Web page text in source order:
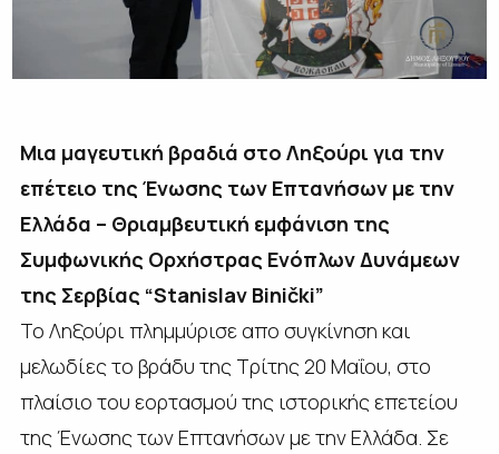
Μια μαγευτική βραδιά στο Ληξούρι για την
επέτειο της Ένωσης των Επτανήσων με την
Ελλάδα – Θριαμβευτική εμφάνιση της
Συμφωνικής Ορχήστρας Ενόπλων Δυνάμεων
της Σερβίας “Stanislav Binički”
Το Ληξούρι πλημμύρισε απο συγκίνηση και
μελωδίες το βράδυ της Τρίτης 20 Μαΐου, στο
πλαίσιο του εορτασμού της ιστορικής επετείου
της Ένωσης των Επτανήσων με την Ελλάδα. Σε